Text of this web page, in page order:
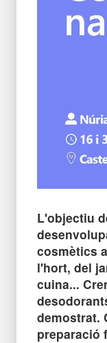
L'objectiu
cosmètics
l'hort, del
cuina...
demostrat.
preparació